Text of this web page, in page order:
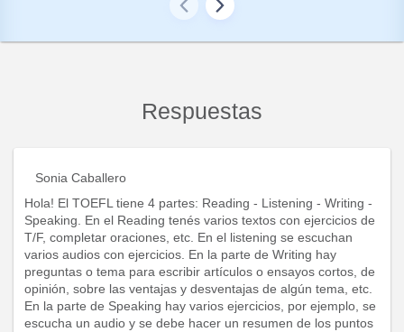
Respuestas
Sonia Caballero
Hola! El TOEFL tiene 4 partes: Reading - Listening - Writing -
Speaking. En el Reading tenés varios textos con ejercicios de
T/F, completar oraciones, etc. En el listening se escuchan
varios audios con ejercicios. En la parte de Writing hay
preguntas o tema para escribir artículos o ensayos cortos, de
opinión, sobre las ventajas y desventajas de algún tema, etc.
En la parte de Speaking hay varios ejercicios, por ejemplo, se
escucha un audio y se debe hacer un resumen de los puntos